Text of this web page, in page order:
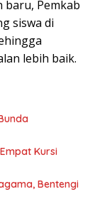
baru, Pemkab
siswa di
lebih baik.
Kursi
Bentengi